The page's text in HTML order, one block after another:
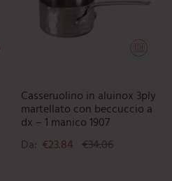
Casseruolino in aluinox 3ply
martellato con beccuccio a
dx – 1 manico 1907
Da: €23.84 €34.06